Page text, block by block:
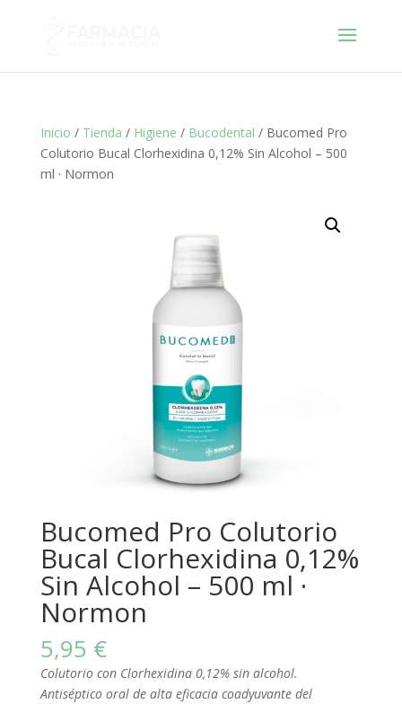
Inicio / Tienda / Higiene / Bucodental / Bucomed Pro
Colutorio Bucal Clorhexidina 0,12% Sin Alcohol – 500
ml · Normon
Bucomed Pro Colutorio
Bucal Clorhexidina 0,12%
Sin Alcohol – 500 ml ·
Normon
5,95 €
Colutorio con Clorhexidina 0,12% sin alcohol.
Antiséptico oral de alta eficacia coadyuvante del